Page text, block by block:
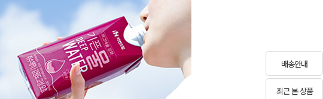
배송안내
최근 본 상품